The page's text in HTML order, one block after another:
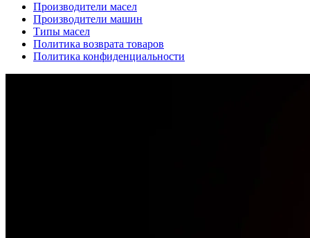
Производители масел
Производители машин
Типы масел
Политика возврата товаров
Политика конфиденциальности